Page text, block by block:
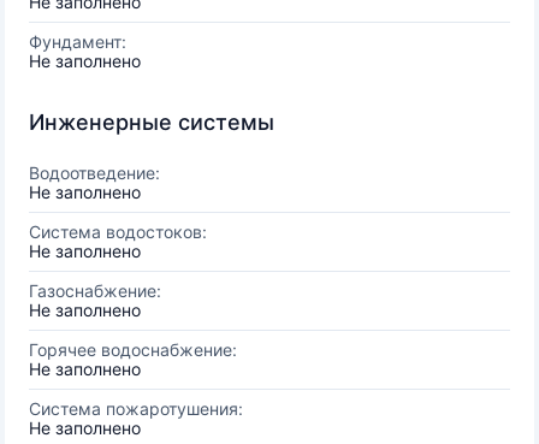
Фундамент:
Не заполнено
Инженерные системы
Водоотведение:
Не заполнено
Система водостоков:
Не заполнено
Газоснабжение:
Не заполнено
Горячее водоснабжение:
Не заполнено
Система пожаротушения:
Не заполнено